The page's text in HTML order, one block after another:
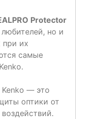
Protector
но и
при их
самые
Kenko — это
оптики от